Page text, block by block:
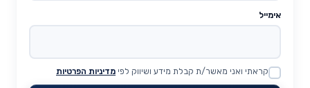
אימייל
Website
קראתי ואני מאשר/ת קבלת מידע ושיווק לפי מדיניות הפרטיות